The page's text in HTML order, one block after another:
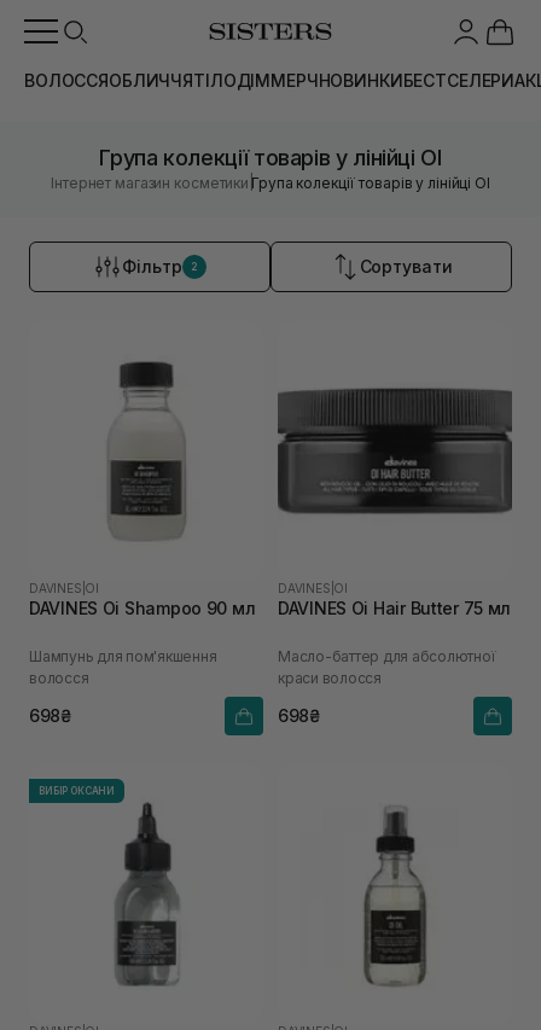
ВОЛОССЯОБЛИЧЧЯТІЛОДІММЕРЧНОВИНКИБЕСТСЕЛЕРИ
Група колекції товарів у лінійці OI
Інтернет магазин косметики |Група колекції товарів у лінійці OI
Фільтр 2 Сортувати
DAVINES OI
DAVINES Oi Shampoo 90 мл
Шампунь для пом'якшення
волосся
698₴
DAVINES OI
DAVINES Oi Hair Butter 75 мл
Масло-баттер для абсолютної
краси волосся
698₴
ВИБІР ОКСАНИ